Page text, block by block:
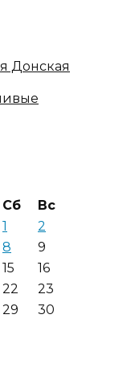
Донская
Сб
Вс
1
2
8
9
15
16
22
23
29
30